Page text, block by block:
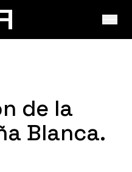
de la
Blanca.